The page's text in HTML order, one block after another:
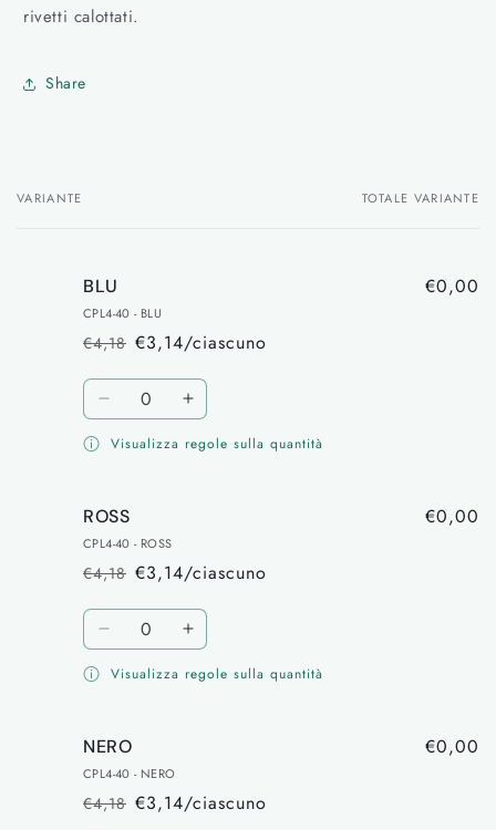
rivetti calottati.
Share
Il
VARIANTE TOTALE VARIANTE
BLU
CPL4-40 - BLU
Prezzo
di
listino
€4,18
Prezzo
scontato
€3,14/ciascuno
€0,00
Quantità
Diminuisci
per
Aumenta
per
Visualizza regole sulla quantità
ROSS
CPL4-40 - ROSS
Prezzo
di
listino
€4,18
Prezzo
scontato
€3,14/ciascuno
€0,00
Quantità
Diminuisci
per
Aumenta
per
Visualizza regole sulla quantità
NERO
CPL4-40 - NERO
Prezzo
€4,18
Prezzo€3,14/ciascuno
€0,00